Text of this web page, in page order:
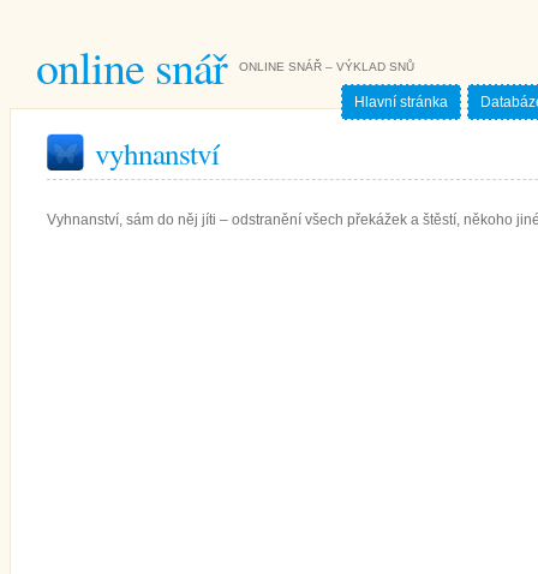
online snář ONLINE SNÁŘ – VÝKLAD SNŮ
Hlavní stránka
vyhnanství
Vyhnanství, sám do něj jíti – odstranění všech překážek a štěstí, někoho